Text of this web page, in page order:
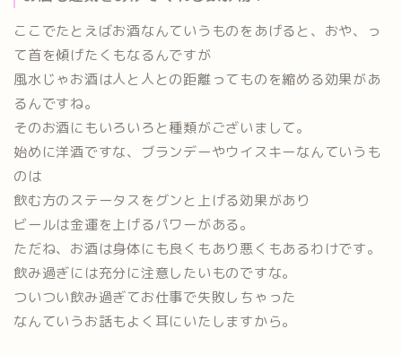
ここでたとえばお酒なんていうものをあげると、おや、っ
て首を傾げたくもなるんですが
風水じゃお酒は人と人との距離ってものを縮める効果があ
るんですね。
そのお酒にもいろいろと種類がございまして。
始めに洋酒ですな、ブランデーやウイスキーなんていうも
のは
飲む方のステータスをグンと上げる効果があり
ビールは金運を上げるパワーがある。
ただね、お酒は身体にも良くもあり悪くもあるわけです。
飲み過ぎには充分に注意したいものですな。
ついつい飲み過ぎてお仕事で失敗しちゃった
なんていうお話もよく耳にいたしますから。